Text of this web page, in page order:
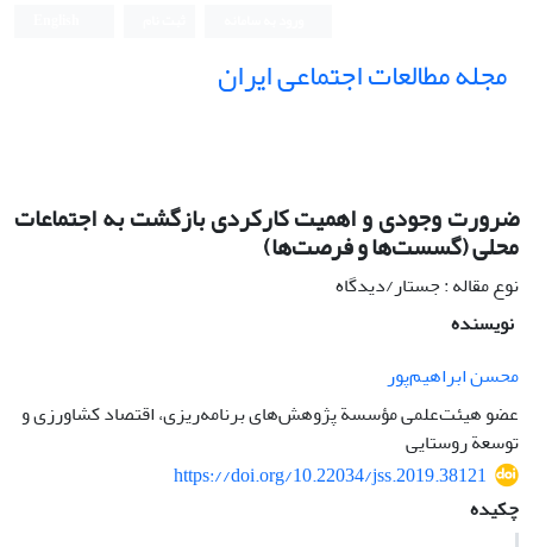
مجله مطالعات اجتماعی ایران
ضرورت وجودی و اهمیت کارکردی بازگشت به اجتماعات
محلی (گسست‌ها و فرصت‌ها)
نوع مقاله : جستار/دیدگاه
نویسنده
محسن ابراهیم‌پور
عضو هیئت‌علمی مؤسسة پژوهش‌های برنامه‌ریزی، اقتصاد کشاورزی و
توسعة روستایی
https://doi.org/10.22034/jss.2019.38121
چکیده